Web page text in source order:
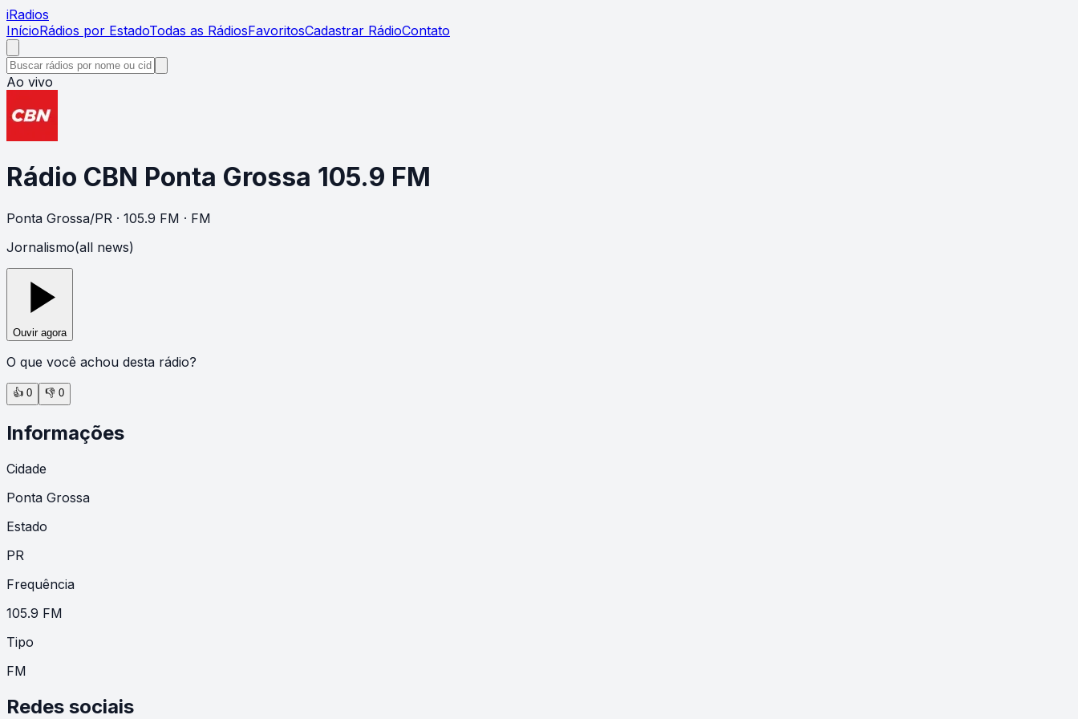
iRadios
InícioRádios por EstadoTodas as RádiosFavoritosCadastrar RádioContato
Ao vivo
Rádio CBN Ponta Grossa 105.9 FM
Ponta Grossa/PR · 105.9 FM · FM
Jornalismo(all news)
Ouvir agora
O que você achou desta rádio?
👍 0 👎 0
Informações
Cidade
Ponta Grossa
Estado
PR
Frequência
105.9 FM
Tipo
FM
Redes sociais